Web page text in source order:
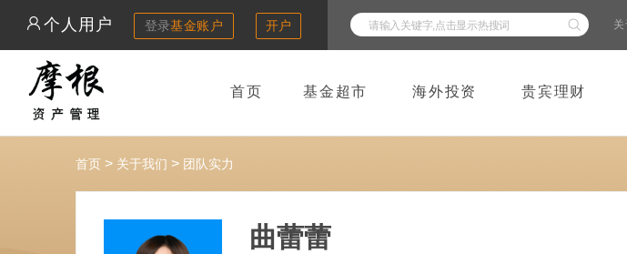
个人用户 登录基金账户 开户
首页 基金超市 海外投资 贵宾理财
首页 > 关于我们 > 团队实力
曲蕾蕾